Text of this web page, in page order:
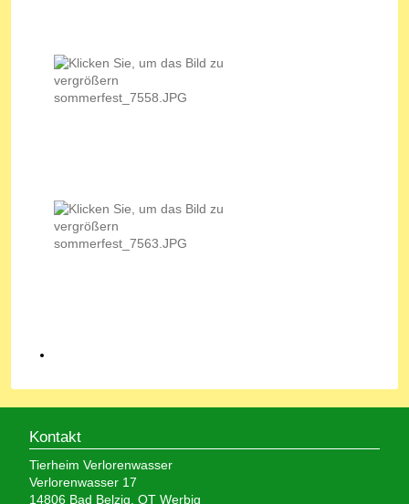
Kontakt
Tierheim Verlorenwasser
Verlorenwasser 17
14806 Bad Belzig, OT Werbig